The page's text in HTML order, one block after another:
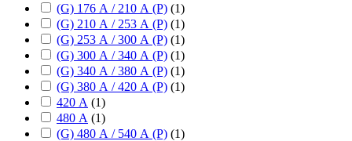
(G) 176 А / 210 А (P) (1)
(G) 210 А / 253 А (P) (1)
(G) 253 А / 300 А (P) (1)
(G) 300 А / 340 А (P) (1)
(G) 340 А / 380 А (P) (1)
(G) 380 А / 420 А (P) (1)
420 А (1)
480 А (1)
(G) 480 А / 540 А (P) (1)